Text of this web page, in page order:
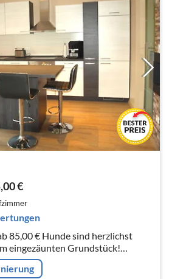
€
sind herzlichst
eingezäunten Grundstück!
Idylle pur für